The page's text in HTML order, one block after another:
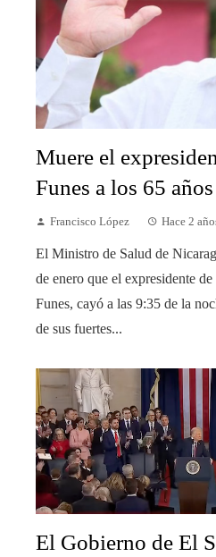
Muere el
Funes a los 65
Francisco López Hace 2
El Ministro de Salud de
de enero que el expresidente
Funes, cayó a las 9:35 de la
de sus fuertes...
El Gobierno de El